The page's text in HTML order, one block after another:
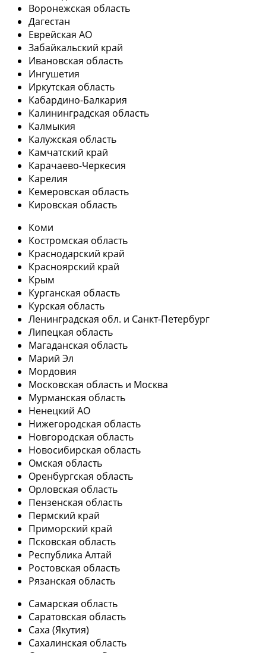
Воронежская область
Дагестан
Еврейская АО
Забайкальский край
Ивановская область
Ингушетия
Иркутская область
Кабардино-Балкария
Калининградская область
Калмыкия
Калужская область
Камчатский край
Карачаево-Черкесия
Карелия
Кемеровская область
Кировская область
Коми
Костромская область
Краснодарский край
Красноярский край
Крым
Курганская область
Курская область
Ленинградская обл. и Санкт-Петербург
Липецкая область
Магаданская область
Марий Эл
Мордовия
Московская область и Москва
Мурманская область
Ненецкий АО
Нижегородская область
Новгородская область
Новосибирская область
Омская область
Оренбургская область
Орловская область
Пензенская область
Пермский край
Приморский край
Псковская область
Республика Алтай
Ростовская область
Рязанская область
Самарская область
Саратовская область
Саха (Якутия)
Сахалинская область